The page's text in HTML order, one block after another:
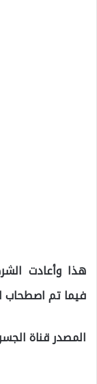
هذا وأعادت
فيما تم اصطحاب
المصدر قناة